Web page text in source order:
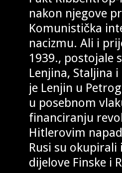
nakon njegove
Komunistička
nacizmu. Ali i
1939., postojale
Lenjina, Staljina
je Lenjin u
u posebnom
financiranju
Hitlerovim
Rusi su
dijelove Finske i